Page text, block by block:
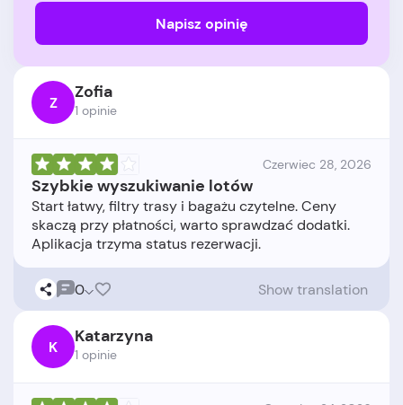
Napisz opinię
Z Zofia
1 opinie
Czerwiec 28, 2026
Szybkie wyszukiwanie lotów
Start łatwy, filtry trasy i bagażu czytelne. Ceny
skaczą przy płatności, warto sprawdzać dodatki.
0 Show translation
K Katarzyna
1 opinie